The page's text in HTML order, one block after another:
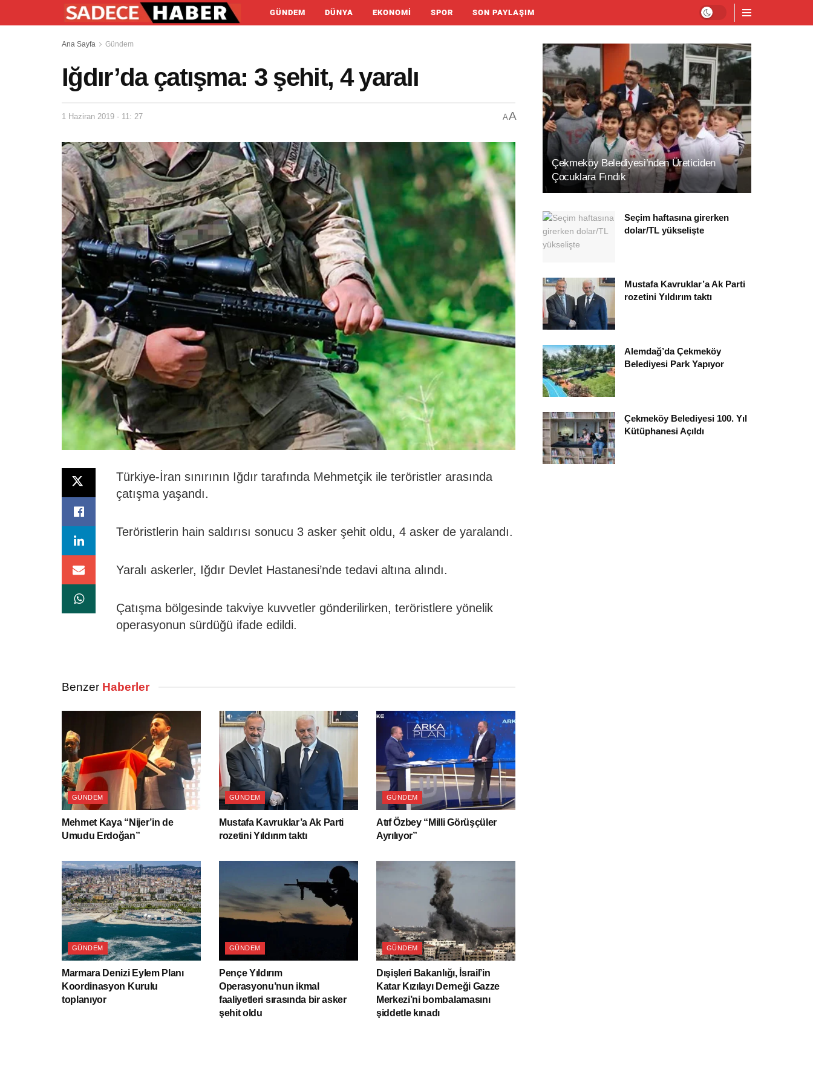
GÜNDEM DÜNYA EKONOMI SPOR SON PAYLAŞIM
Ana Sayfa Gündem
Iğdır’da çatışma: 3 şehit, 4 yaralı
1 Haziran 2019 - 11: 27 AA
Türkiye-İran sınırının Iğdır tarafında Mehmetçik ile teröristler arasında
çatışma yaşandı.
Teröristlerin hain saldırısı sonucu 3 asker şehit oldu, 4 asker de yaralandı.
Yaralı askerler, Iğdır Devlet Hastanesi’nde tedavi altına alındı.
Çatışma bölgesinde takviye kuvvetler gönderilirken, teröristlere yönelik
operasyonun sürdüğü ifade edildi.
Benzer Haberler
GÜNDEM
Mehmet Kaya “Nijer’in de
Umudu Erdoğan”
GÜNDEM
Mustafa Kavruklar’a Ak Parti
rozetini Yıldırım taktı
GÜNDEM
Atıf Özbey “Milli Görüşçüler
Ayrılıyor”
GÜNDEM
Marmara Denizi Eylem Planı
Koordinasyon Kurulu
toplanıyor
GÜNDEM
Pençe Yıldırım
Operasyonu’nun ikmal
faaliyetleri sırasında bir asker
şehit oldu
GÜNDEM
Dışişleri Bakanlığı, İsrail’in
Katar Kızılayı Derneği Gazze
Merkezi’ni bombalamasını
şiddetle kınadı
Çekmeköy Belediyesi’nden Üreticiden
Çocuklara Fındık
Seçim haftasına girerken
dolar/TL yükselişte
Mustafa Kavruklar’a Ak Parti
rozetini Yıldırım taktı
Alemdağ’da Çekmeköy
Belediyesi Park Yapıyor
Çekmeköy Belediyesi 100. Yıl
Kütüphanesi Açıldı